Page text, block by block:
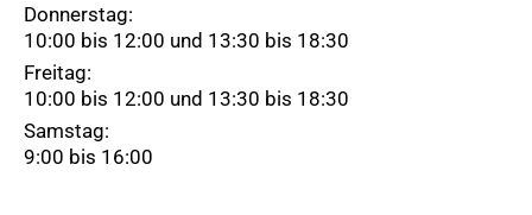
Donnerstag:
10:00 bis 12:00 und 13:30 bis 18:30
Freitag:
10:00 bis 12:00 und 13:30 bis 18:30
Samstag:
9:00 bis 16:00